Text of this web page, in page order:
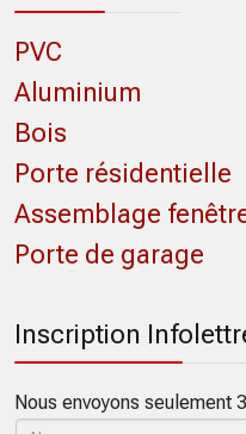
PVC
Aluminium
Bois
Porte résidentielle
Assemblage
Porte de garage
Inscription
Nous envoyons seulement